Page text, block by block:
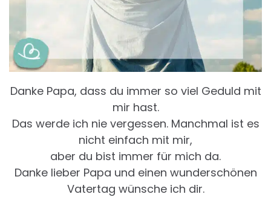
Danke Papa, dass du immer so viel Geduld mit
mir hast.
Das werde ich nie vergessen. Manchmal ist es
nicht einfach mit mir,
aber du bist immer für mich da.
Danke lieber Papa und einen wunderschönen
Vatertag wünsche ich dir.